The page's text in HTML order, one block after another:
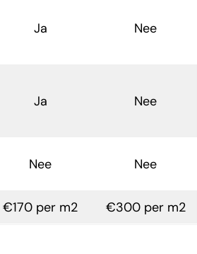
Ja Nee
Ja Nee
Nee Nee
€170 per m2 €300 per m2